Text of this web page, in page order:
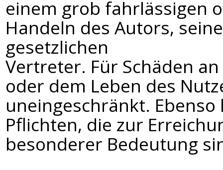
einem grob fahrlässigen
Handeln des Autors,
gesetzlichen
Vertreter. Für Schäden
oder dem Leben des
uneingeschränkt.
Pflichten, die zur
besonderer Bedeutung